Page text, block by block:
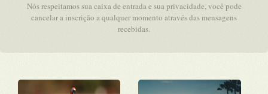
Nós respeitamos sua caixa de entrada e sua privacidade, você pode
cancelar a inscrição a qualquer momento através das mensagens
recebidas.